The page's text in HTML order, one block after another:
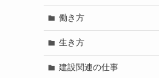
働き方
生き方
建設関連の仕事